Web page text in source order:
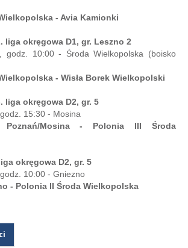
- Avia Kamionki
liga okręgowa D1, gr. Leszno 2
godz. 10:00 - Środa Wielkopolska (boisko
- Wisła Borek Wielkopolski
liga okręgowa D2, gr. 5
15:30 - Mosina
Poznań/Mosina - Polonia III Środa
okręgowa D2, gr. 5
10:00 - Gniezno
- Polonia II Środa Wielkopolska